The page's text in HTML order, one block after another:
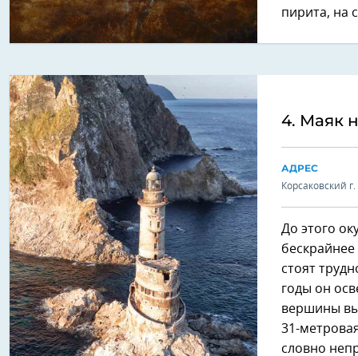
пирита, на
4. Маяк
АДРЕС
Корсаковский
До этого
стоят
годы он
вершины
31-
словно